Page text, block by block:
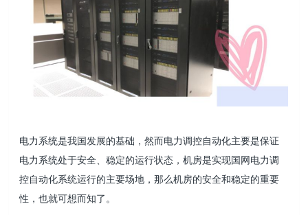
电力系统是我国发展的基础，然而电力调控自动化主要是保证
电力系统处于安全、稳定的运行状态，机房是实现国网电力调
控自动化系统运行的主要场地，那么机房的安全和稳定的重要
性，也就可想而知了。